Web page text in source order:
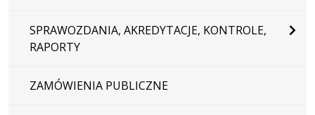
SPRAWOZDANIA, AKREDYTACJE, KONTROLE,
RAPORTY
ZAMÓWIENIA PUBLICZNE